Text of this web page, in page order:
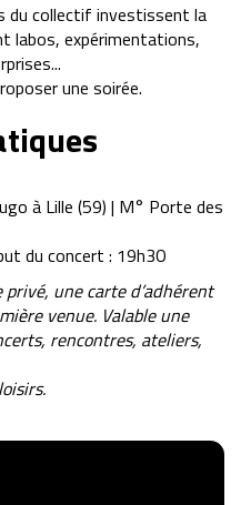
du collectif investissent la
labos, expérimentations,
une soirée.
à Lille (59) | M° Porte des
du concert : 19h30
une carte d’adhérent
venue. Valable une
rencontres, ateliers,